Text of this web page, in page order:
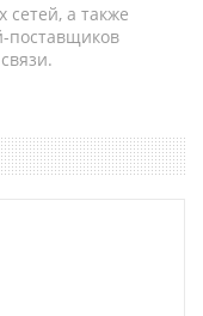
а также
поставщиков